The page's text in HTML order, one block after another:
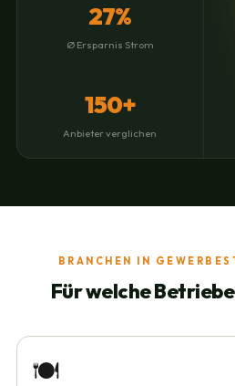
27%
Ø Ersparnis Strom
150+
Anbieter verglichen
BRANCHEN IN
Für welche
🍽️